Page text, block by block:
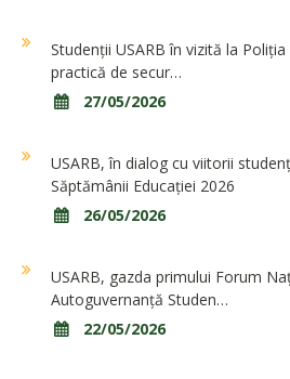
Studenții USARB în vizită la
practică de secur…
27/05/2026
USARB, în dialog cu viitorii
Săptămânii Educației 2026
26/05/2026
USARB, gazda primului Forum
Autoguvernanță Studen…
22/05/2026